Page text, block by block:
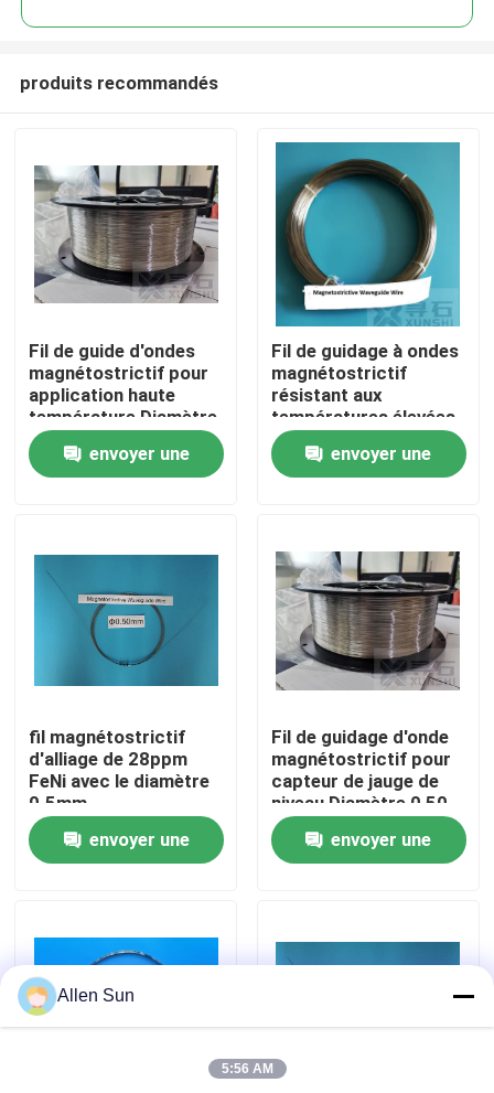
À la maison
Vidéos
À propos de nous
Visite de l'usine
Contrôle de la qualité
Nouvelles
Les affaires
produits recommandés
Fil de guide d'ondes
magnétostrictif pour
application haute
température Diamètre
0,8 mm
envoyer une
Fil de guidage à ondes
magnétostrictif
résistant aux
températures élevées
Diamètre 0,8 mm
envoyer une
fil magnétostrictif
d'alliage de 28ppm
FeNi avec le diamètre
0.5mm
envoyer une
Fil de guidage d'onde
magnétostrictif pour
capteur de jauge de
niveau Diamètre 0,50
mm, fourni en bobine
et droitenvoyer une
Allen Sun
5:56 AM